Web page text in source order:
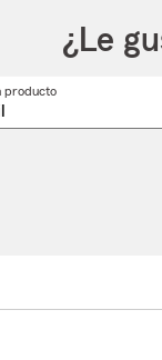
¿Le
productoSeleccione